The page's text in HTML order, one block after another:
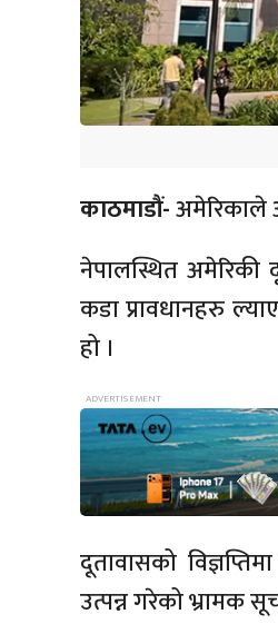
काठमाडौं-अमेरिकाले
नेपालस्थित अमेरिकी
कडा प्रावधानहरु
हो ।
दूतावासको
उत्पन्न गरेको भ्रामक